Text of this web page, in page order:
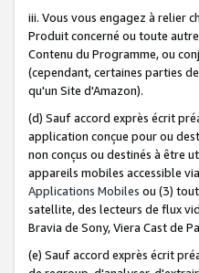
iii. Vous vous engagez à relier
Produit concerné ou toute
Contenu du Programme, ou
(cependant, certaines parties
qu'un Site d'Amazon).
(d) Sauf accord exprès écrit
application conçue pour ou
non conçus ou destinés à être
appareils mobiles accessible
Applications Mobiles ou (3)
satellite, des lecteurs de flux
Bravia de Sony, Viera Cast de
(e) Sauf accord exprès écrit